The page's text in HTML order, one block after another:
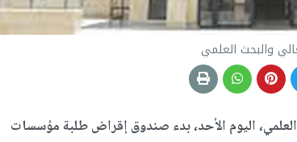
والبحث العلمي
العلمي، اليوم الأحد، بدء صندوق إقراض طلبة مؤسسات